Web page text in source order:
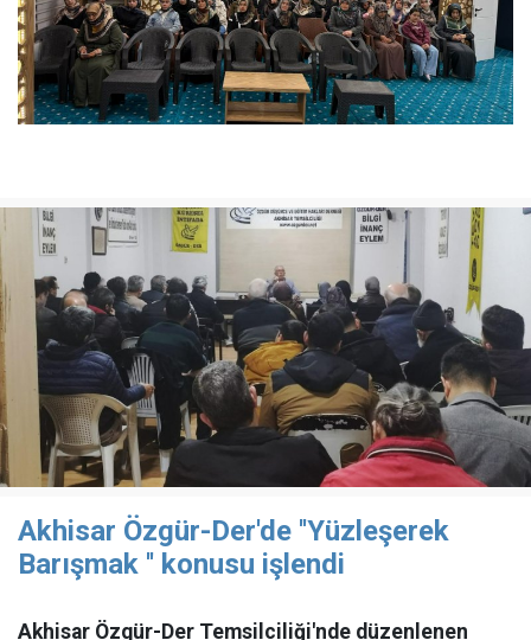
Akhisar Özgür-Der'de ''Yüzleşerek
Barışmak '' konusu işlendi
Akhisar Özgür-Der Temsilciliği'nde düzenlenen